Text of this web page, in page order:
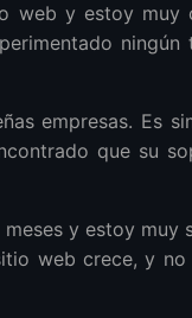
web y estoy
empresas. Es
que su
y estoy muy
web crece, y